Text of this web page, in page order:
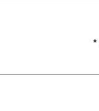
*